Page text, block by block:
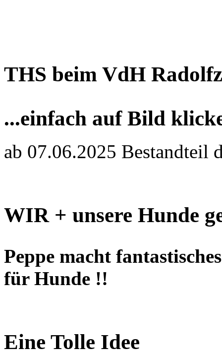
THS beim VdH
...einfach auf Bild
ab 07.06.2025 Bestandteil
WIR + unsere Hunde
Peppe macht
für Hunde !!
Eine Tolle Idee